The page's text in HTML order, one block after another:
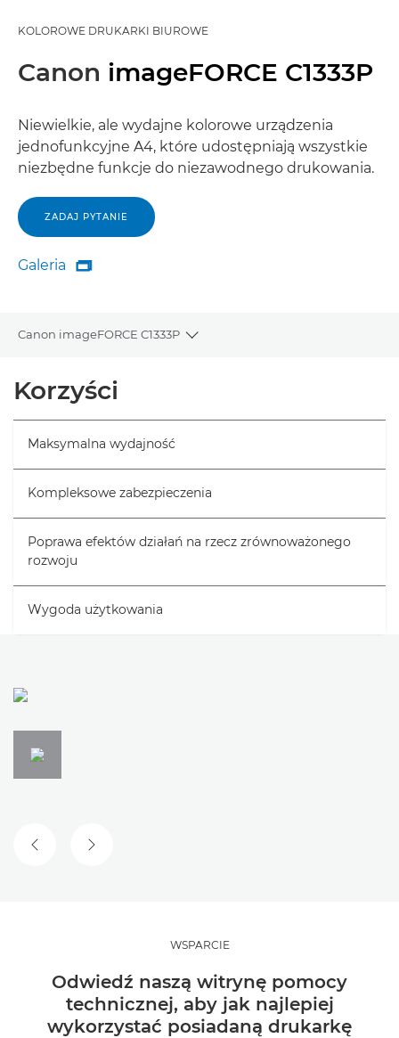
KOLOROWE DRUKARKI BIUROWE
Canon imageFORCE C1333P
Niewielkie, ale wydajne kolorowe urządzenia
jednofunkcyjne A4, które udostępniają wszystkie
niezbędne funkcje do niezawodnego drukowania.
ZADAJ PYTANIE
Galeria
Galeria

Canon imageFORCE C1333P
Toggle breadcrumbs
Wprowadzenie
Dane techniczne
Pomoc techniczna
Korzyści
Maksymalna wydajność
Kompleksowe zabezpieczenia
Poprawa efektów działań na rzecz zrównoważonego
rozwoju
Wygoda użytkowania
POPRZEDNI SLAJD
NASTĘPNY SLAJD
WSPARCIE
Odwiedź naszą witrynę pomocy
technicznej, aby jak najlepiej
wykorzystać posiadaną drukarkę